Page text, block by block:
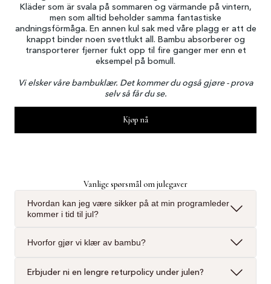
Kläder som är svala på sommaren og värmande på vintern,
men som alltid beholder samma fantastiske
andningsförmåga. En annen kul sak med våre plagg er att de
knappt binder noen svettlukt all. Bambu absorberer og
transporterer fjerner fukt opp til fire ganger mer enn et
eksempel på bomull.
Vi elsker våre bambuklær. Det kommer du også gjøre - prova
selv så får du se.
Kjøp nå
Vanlige spørsmål om julegaver
Hvordan kan jeg være sikker på at min programleder
kommer i tid til jul?
Hvorfor gjør vi klær av bambu?
Erbjuder ni en lengre returpolicy under julen?